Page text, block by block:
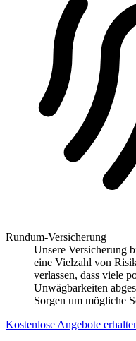
Rundum-Versicherung
Unsere Versicherung
eine Vielzahl von
verlassen, dass viele
Unwägbarkeiten
Sorgen um mögliche
Kostenlose Angebote